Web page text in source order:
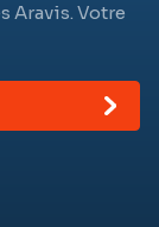
Aravis. Votre